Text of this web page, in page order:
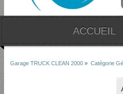
ACCUEIL
Garage TRUCK CLEAN 2000 » Catégorie